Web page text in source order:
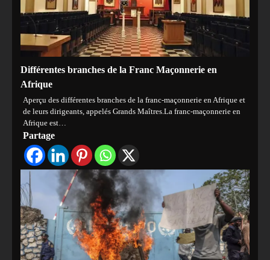
Différentes branches de la Franc Maçonnerie en
Afrique
Aperçu des différentes branches de la franc-maçonnerie en Afrique et
de leurs dirigeants, appelés Grands Maîtres.La franc-maçonnerie en
Afrique est…
Partage